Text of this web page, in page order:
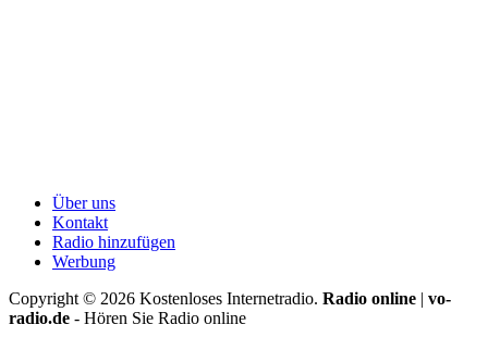
Über uns
Kontakt
Radio hinzufügen
Werbung
Copyright © 2026 Kostenloses Internetradio. Radio online | vo-
radio.de - Hören Sie Radio online